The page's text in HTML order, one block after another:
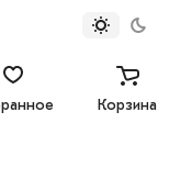
Корзина